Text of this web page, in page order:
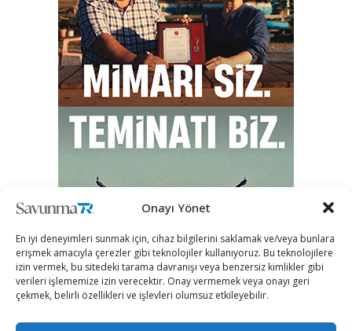
Onayı Yönet
En iyi deneyimleri sunmak için, cihaz bilgilerini saklamak ve/veya bunlara
erişmek amacıyla çerezler gibi teknolojiler kullanıyoruz. Bu teknolojilere
izin vermek, bu sitedeki tarama davranışı veya benzersiz kimlikler gibi
verileri işlememize izin verecektir. Onay vermemek veya onayı geri
çekmek, belirli özellikleri ve işlevleri olumsuz etkileyebilir.